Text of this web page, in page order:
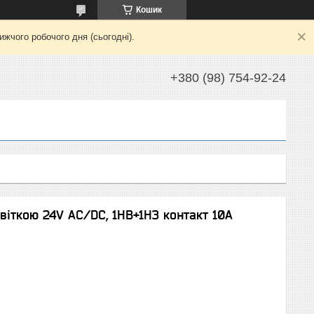
Кошик
робочого дня (сьогодні).
+380 (98) 754-92-24
24V AC/DC, 1НВ+1НЗ контакт 10А